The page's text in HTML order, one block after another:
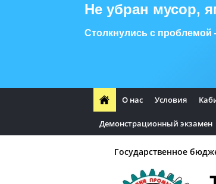
Не убран мусор,
Столкнулись с
О нас Условия
Демонстрационный экзамен
Государственное